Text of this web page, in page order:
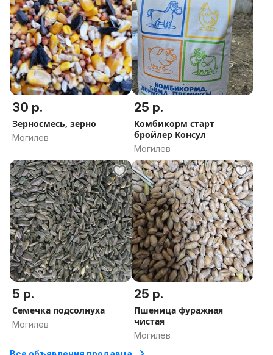
30 р.
Зерносмесь, зерно
Могилев
25 р.
Комбикорм старт
бройлер Консул
Могилев
5 р.
Семечка подсолнуха
Могилев
25 р.
Пшеница фуражная
чистая
Могилев